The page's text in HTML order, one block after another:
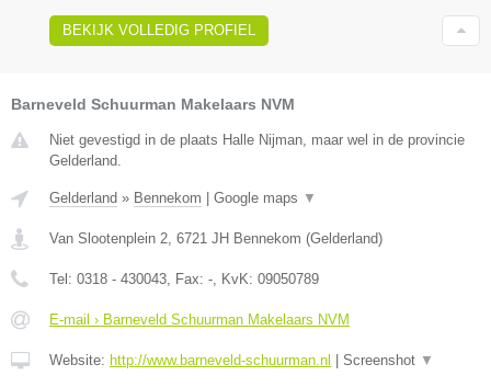
BEKIJK VOLLEDIG PROFIEL
Barneveld Schuurman Makelaars NVM
Niet gevestigd in de plaats Halle Nijman, maar wel in de provincie
Gelderland.
Gelderland » Bennekom | Google maps ▼
Van Slootenplein 2 6721 JH Bennekom (Gelderland)
Tel: 0318 - 430043 , Fax: - , KvK: 09050789
E-mail › Barneveld Schuurman Makelaars NVM
Website: http://www.barneveld-schuurman.nl | Screenshot ▼